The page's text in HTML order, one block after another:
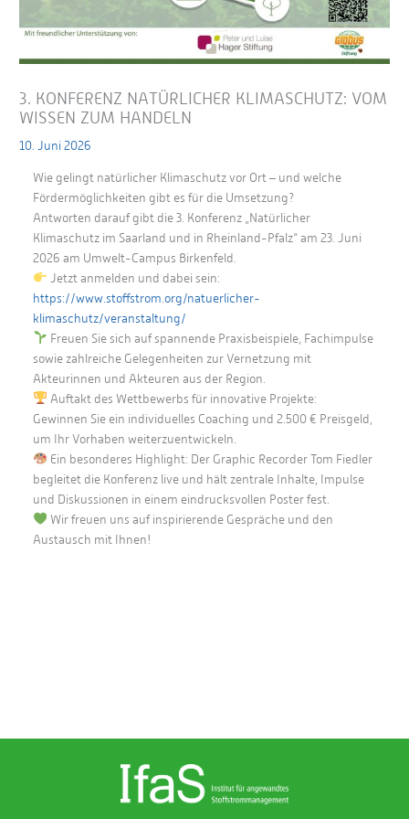
3. KONFERENZ NATÜRLICHER KLIMASCHUTZ: VOM
WISSEN ZUM HANDELN
10. Juni 2026
Wie gelingt natürlicher Klimaschutz vor Ort – und welche
Fördermöglichkeiten gibt es für die Umsetzung?
Antworten darauf gibt die 3. Konferenz „Natürlicher
Klimaschutz im Saarland und in Rheinland-Pfalz“ am 23. Juni
2026 am Umwelt-Campus Birkenfeld.
Jetzt anmelden und dabei sein:
https://www.stoffstrom.org/natuerlicher-
klimaschutz/veranstaltung/
Freuen Sie sich auf spannende Praxisbeispiele, Fachimpulse
sowie zahlreiche Gelegenheiten zur Vernetzung mit
Akteurinnen und Akteuren aus der Region.
Auftakt des Wettbewerbs für innovative Projekte:
Gewinnen Sie ein individuelles Coaching und 2.500 € Preisgeld,
um Ihr Vorhaben weiterzuentwickeln.
Ein besonderes Highlight: Der Graphic Recorder Tom Fiedler
begleitet die Konferenz live und hält zentrale Inhalte, Impulse
und Diskussionen in einem eindrucksvollen Poster fest.
Wir freuen uns auf inspirierende Gespräche und den
Austausch mit Ihnen!